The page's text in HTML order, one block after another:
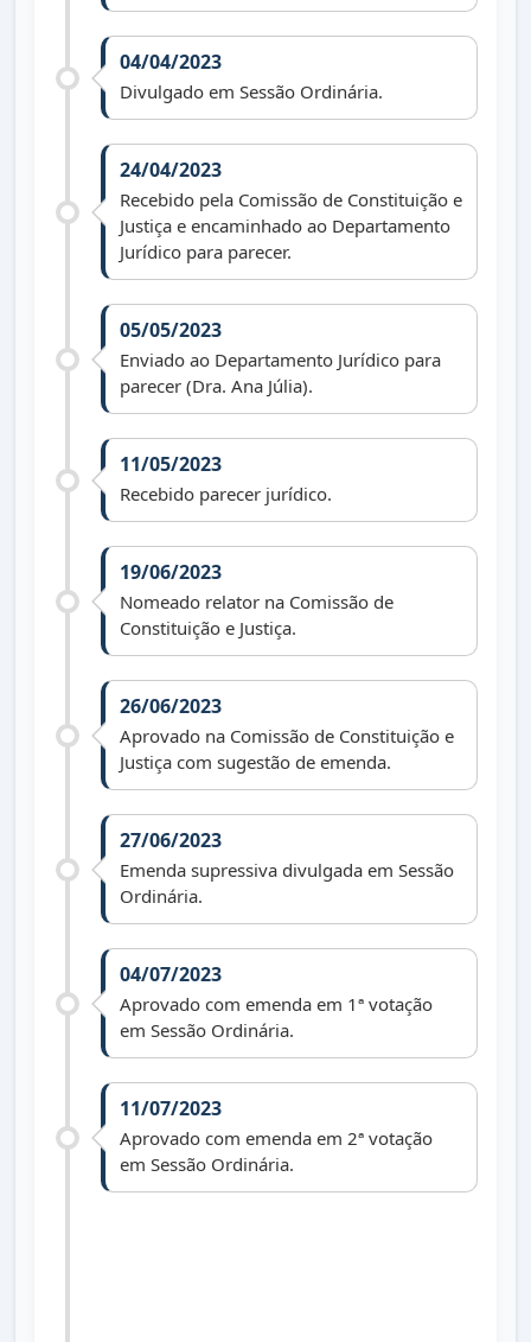
04/04/2023
Divulgado em Sessão Ordinária.
24/04/2023
Recebido pela Comissão de Constituição e
Justiça e encaminhado ao Departamento
Jurídico para parecer.
05/05/2023
Enviado ao Departamento Jurídico para
parecer (Dra. Ana Júlia).
11/05/2023
Recebido parecer jurídico.
19/06/2023
Nomeado relator na Comissão de
Constituição e Justiça.
26/06/2023
Aprovado na Comissão de Constituição e
Justiça com sugestão de emenda.
27/06/2023
Emenda supressiva divulgada em Sessão
Ordinária.
04/07/2023
Aprovado com emenda em 1ª votação
em Sessão Ordinária.
11/07/2023
Aprovado com emenda em 2ª votação
em Sessão Ordinária.